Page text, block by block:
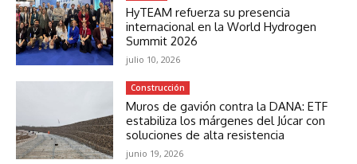
HyTEAM refuerza su presencia
internacional en la World Hydrogen
Summit 2026
julio 10, 2026
Construcción
Muros de gavión contra la DANA: ETF
estabiliza los márgenes del Júcar con
soluciones de alta resistencia
junio 19, 2026